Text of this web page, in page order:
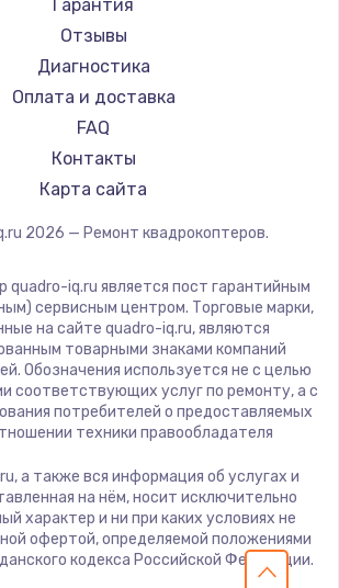
Гарантия
Отзывы
Диагностика
Оплата и доставка
FAQ
Контакты
Карта сайта
2026 — Ремонт квадрокоптеров.
quadro-iq.ru является пост гарантийным
сервисным центром. Торговые марки,
на сайте quadro-iq.ru, являются
товарными знаками компаний
Обозначения используется не с целью
соответствующих услуг по ремонту, а с
потребителей о предоставляемых
техники правообладателя
а также вся информация об услугах и
на нём, носит исключительно
характер и ни при каких условиях не
офертой, определяемой положениями
кодекса Российской Федерации.